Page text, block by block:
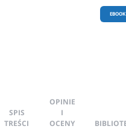
EBOOK
SPIS
TREŚCI
OPINIE
I
OCENY